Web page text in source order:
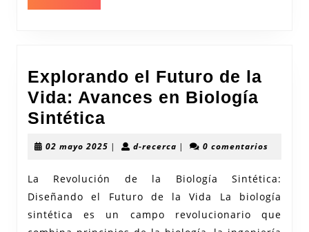
Explorando el Futuro de la
Vida: Avances en Biología
Sintética
de
la
Vida:
02 mayo 2025 02| d-recercad-| 0 comentarios
La Revolución de la Biología Sintética:
Diseñando el Futuro de la Vida La biología
sintética es un campo revolucionario que